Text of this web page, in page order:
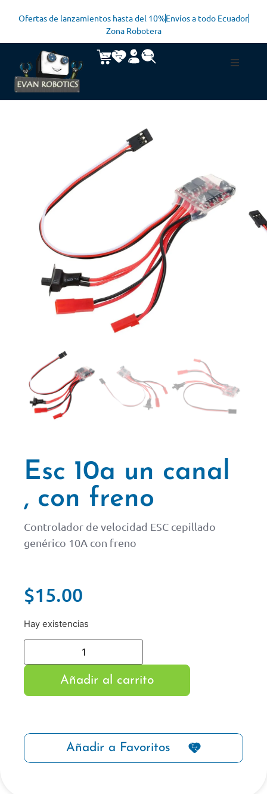
Ofertas de lanzamientos hasta del 10%Envíos a todo Ecuador
Zona Robotera
Esc 10a un canal
, con freno
Controlador de velocidad ESC cepillado
genérico 10A con freno
$15.00
Hay existencias
Añadir al carrito
Añadir a Favoritos